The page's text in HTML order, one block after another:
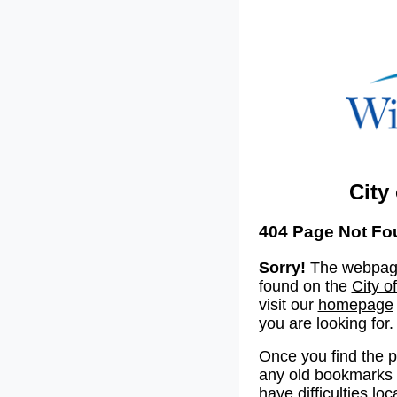
City
404 Page Not
Sorry! The
found on the City
visit our homepage
you are looking for.
Once you find the
any old
have difficulties